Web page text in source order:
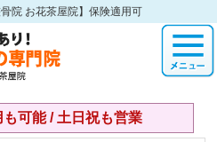
院 お花茶屋院】保険適用可
可能 / 土日祝も営業